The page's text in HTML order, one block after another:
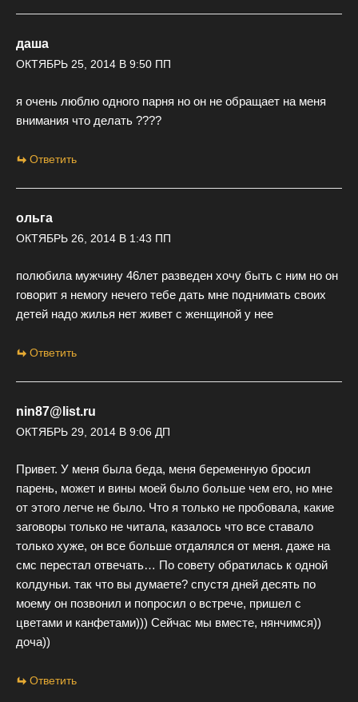
даша
ОКТЯБРЬ 25, 2014 В 9:50 ПП
я очень люблю одного парня но он не обращает на меня
внимания что делать ????
Ответить
ольга
ОКТЯБРЬ 26, 2014 В 1:43 ПП
полюбила мужчину 46лет разведен хочу быть с ним но он
говорит я немогу нечего тебе дать мне поднимать своих
детей надо жилья нет живет с женщиной у нее
Ответить
nin87@list.ru
ОКТЯБРЬ 29, 2014 В 9:06 ДП
Привет. У меня была беда, меня беременную бросил
парень, может и вины моей было больше чем его, но мне
от этого легче не было. Что я только не пробовала, какие
заговоры только не читала, казалось что все ставало
только хуже, он все больше отдалялся от меня. даже на
смс перестал отвечать… По совету обратилась к одной
колдуньи. так что вы думаете? спустя дней десять по
моему он позвонил и попросил о встрече, пришел с
цветами и канфетами))) Сейчас мы вместе, нянчимся))
доча))
Ответить